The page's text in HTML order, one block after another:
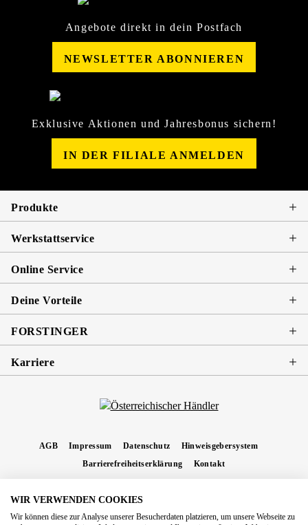
Angebote direkt in dein Postfach
NEWSLETTER ABONNIEREN
Exklusive Aktionen und Jahresbonus sichern!
IN DER FILIALE ANMELDEN
Produkte
Werkstattservice
Online Service
Deine Vorteile
FORSTINGER
Karriere
AGB Impressum Datenschutz
Hinweisgebersystem
Barrierefreiheitserklärung
Kontakt
Nachnahmegebühren, wenn nicht anders angegeben.
WIR VERWENDEN COOKIES
Wir können diese zur Analyse unserer Besucherdaten platzieren, um unsere Webseite zu